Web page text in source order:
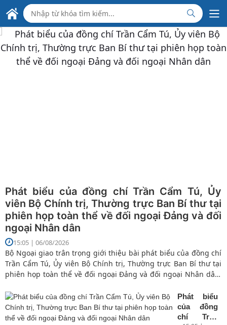
Skip to Main Content
ĐẠI SỨ QUÁN VIỆT NAM
TẠI HY LẠP
Phát biểu của đồng chí Trần Cẩm Tú, Ủy
viên Bộ Chính trị, Thường trực Ban Bí thư tại
phiên họp toàn thể về đối ngoại Đảng và đối
ngoại Nhân dân
15:05 | 06/08/2026
Bộ Ngoại giao trân trọng giới thiệu bài phát biểu của đồng chí
Trần Cẩm Tú, Ủy viên Bộ Chính trị, Thường trực Ban Bí thư tại
phiên họp toàn thể về đối ngoại Đảng và đối ngoại Nhân dân,
Phát biểu
của đồng
chí Trần